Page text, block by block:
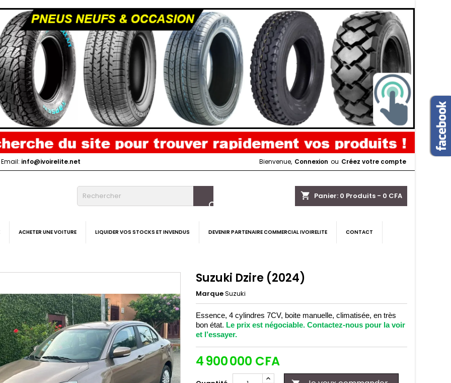
Email: info@ivoirelite.net Bienvenue, Connexion ou Créez votre compte
shopping_cart Panier: 0 Produits - 0 CFA

ACHETER UNE VOITURE LIQUIDER VOS STOCKS ET INVENDUS DEVENIR PARTENAIRE COMMERCIAL IVOIRELITE CONTACT
Suzuki Dzire (2024)
MarqueSuzuki
Essence, 4 cylindres 7CV, boite manuelle, climatisée, en très
bon état. Le prix est négociable. Contactez-nous pour la voir
et l’essayer.
4 900 000 CFA